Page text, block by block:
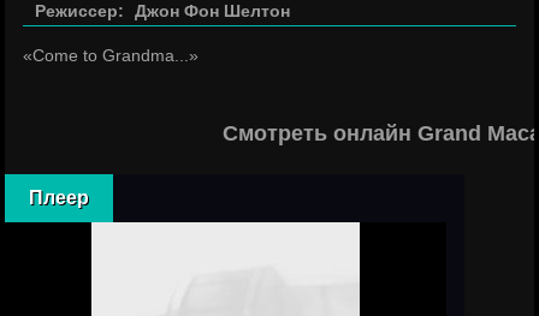
Режиссер:
Джон Фон Шелтон
«Come to Grandma...»
Смотреть онлайн Grand
Плеер